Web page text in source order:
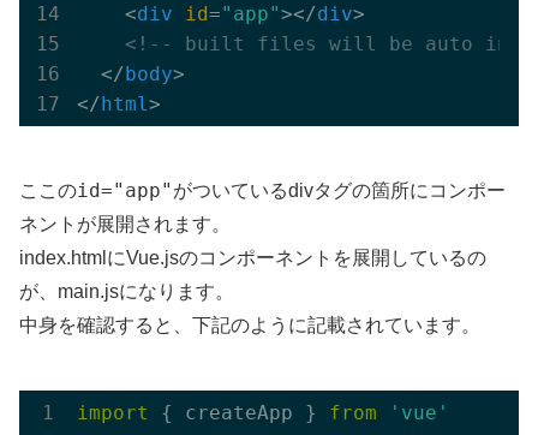
<div id="app"></div>
<!-- built files will be auto
</body>
</html >
ここのid="app" がついているdivタグの箇所にコンポー
ネントが展開されます。
index.htmlにVue.jsのコンポーネントを展開しているの
が、main.jsになります。
中身を確認すると、下記のように記載されています。
import { createApp } from
'vue'